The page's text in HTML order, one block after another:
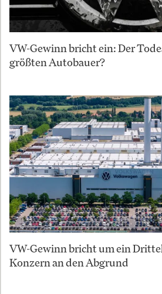
VW-Gewinn bricht ein: Der
größten Autobauer?
VW-Gewinn bricht um ein
Konzern an den Abgrund